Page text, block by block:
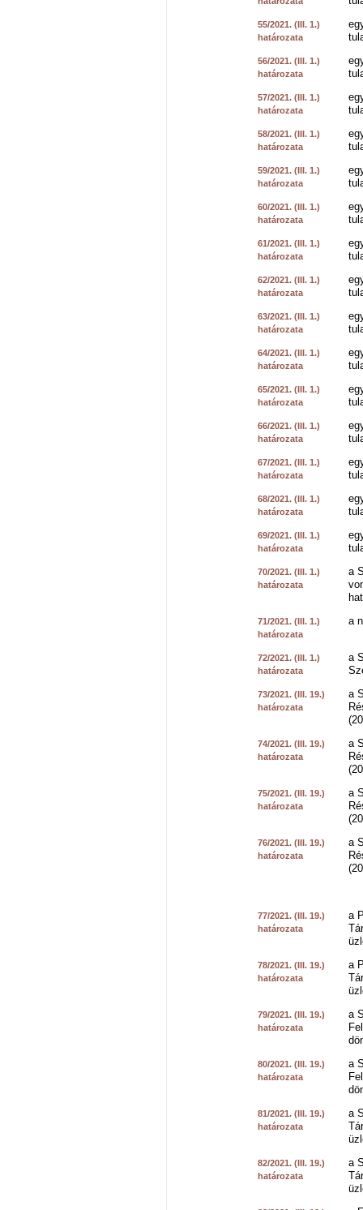
55/2021. (III. 1.)
határozata
56/2021. (III. 1.)
határozata
57/2021. (III. 1.)
határozata
58/2021. (III. 1.)
határozata
59/2021. (III. 1.)
határozata
60/2021. (III. 1.)
határozata
61/2021. (III. 1.)
határozata
62/2021. (III. 1.)
határozata
63/2021. (III. 1.)
határozata
64/2021. (III. 1.)
határozata
65/2021. (III. 1.)
határozata
66/2021. (III. 1.)
határozata
67/2021. (III. 1.)
határozata
68/2021. (III. 1.)
határozata
69/2021. (III. 1.)
határozata
70/2021. (III. 1.)
határozata
a
71/2021. (III. 1.)
határozata
a
72/2021. (III. 1.)
határozata
a
73/2021. (III. 19.)
határozata
a
74/2021. (III. 19.)
határozata
a
75/2021. (III. 19.)
határozata
a
76/2021. (III. 19.)
határozata
a
77/2021. (III. 19.)
határozata
a
78/2021. (III. 19.)
határozata
a
79/2021. (III. 19.)
határozata
a
80/2021. (III. 19.)
határozata
a
81/2021. (III. 19.)
határozata
a
82/2021. (III. 19.)
határozata
a